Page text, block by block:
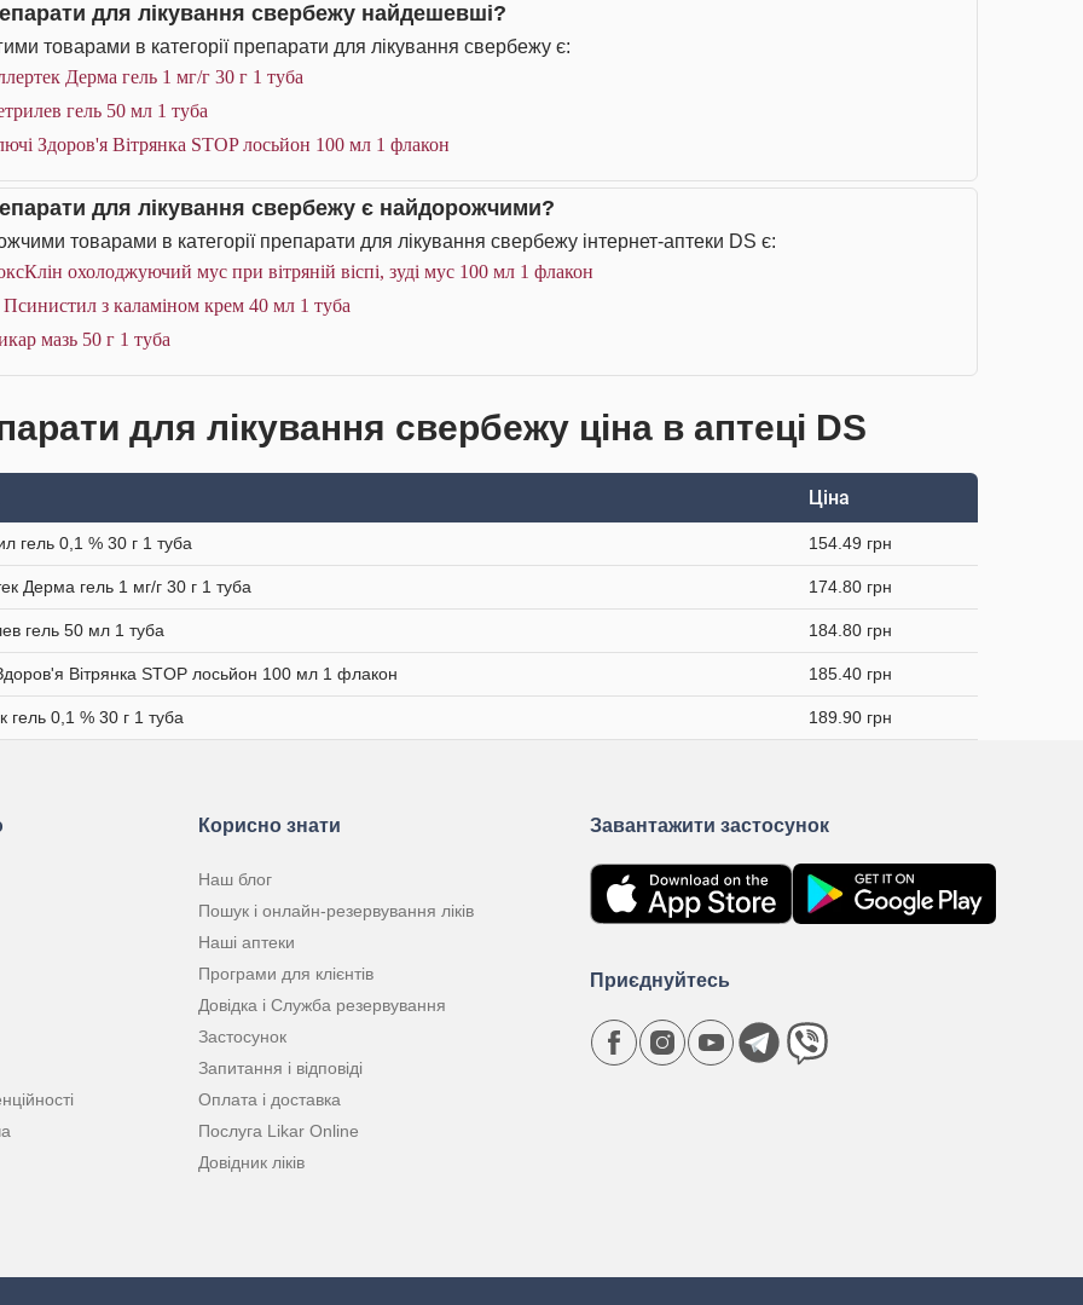
для лікування свербежу найдешевші?
товарами в категорії препарати для лікування свербежу є:
Дерма гель 1 мг/г 30 г 1 туба
гель 50 мл 1 туба
Здоров'я Вітрянка STOP лосьйон 100 мл 1 флакон
для лікування свербежу є найдорожчими?
товарами в категорії препарати для лікування свербежу інтернет-аптеки DS є:
охолоджуючий мус при вітряній віспі, зуді мус 100 мл 1 флакон
з каламіном крем 40 мл 1 туба
мазь 50 г 1 туба
для лікування свербежу ціна в аптеці DS
Ціна
гель 0,1 % 30 г 1 туба 154.49 грн
Дерма гель 1 мг/г 30 г 1 туба 174.80 грн
гель 50 мл 1 туба 184.80 грн
Вітрянка STOP лосьйон 100 мл 1 флакон 185.40 грн
гель 0,1 % 30 г 1 туба 189.90 грн
Корисно знати
Наш блог
Пошук і онлайн-резервування ліків
Наші аптеки
Програми для клієнтів
Довідка і Служба резервування
Застосунок
Запитання і відповіді
Оплата і доставка
Послуга Likar Online
Довідник ліків
Завантажити застосунок
Приєднуйтесь